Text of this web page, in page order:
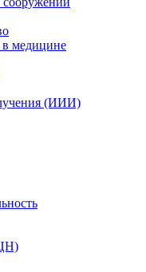
в медицине
(ИИИ)